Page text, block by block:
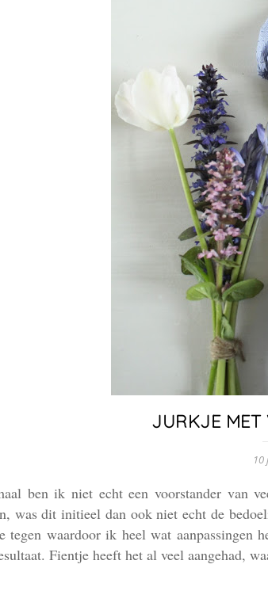
JURKJE MET
10
ben ik niet echt een voorstander van
was dit initieel dan ook niet echt de
tegen waardoor ik heel wat
Fientje heeft het al veel aangehad,